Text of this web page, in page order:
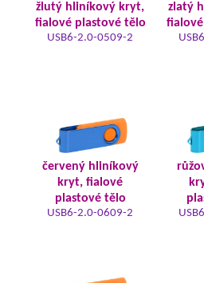
žlutý hliníkový kryt,
fialové plastové tělo
USB6-2.0-0509-2
zlatý
červený hliníkový
kryt, fialové
plastové tělo
USB6-2.0-0609-2